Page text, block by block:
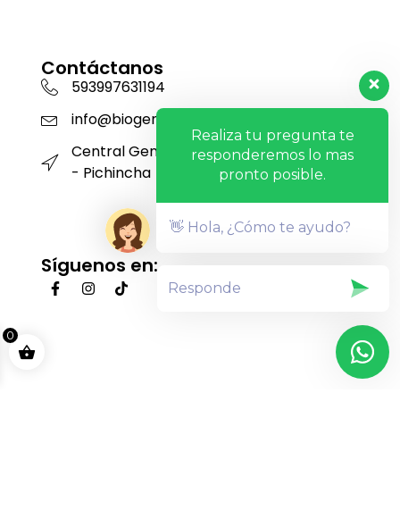
Contáctanos
593997631194
info@biogensa.com.ec
Central Genética San Carlos - Machachi
- Pichincha
Síguenos en:
0
Realiza tu pregunta te
responderemos lo mas
pronto posible.
👋 Hola, ¿Cómo te ayudo?